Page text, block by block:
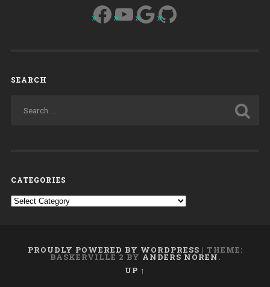
Facebook
YouTube
Google
GitHub
SEARCH
CATEGORIES
Categories
PROUDLY POWERED BY WORDPRESS | THEME:
BASKERVILLE 2 BY ANDERS NOREN.
UP ↑